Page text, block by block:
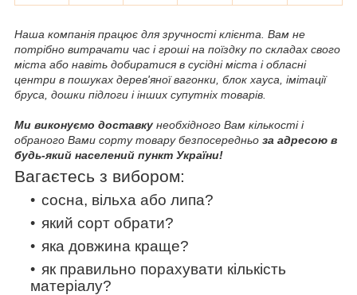
Наша компанія працює для зручності клієнта. Вам не
потрібно витрачати час і гроші на поїздку по складах свого
міста або навіть добиратися в сусідні міста і обласні
центри в пошуках дерев'яної вагонки, блок хауса, імітації
бруса, дошки підлоги і інших супутніх товарів.
Ми виконуємо доставку необхідного Вам кількості і
обраного Вами сорту товару безпосередньо за адресою в
будь-який населений пункт України!
Вагаєтесь з вибором:
сосна, вільха або липа?
який сорт обрати?
яка довжина краще?
як правильно порахувати кількість
матеріалу?